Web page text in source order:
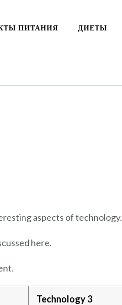
ПИТАНИЯ ДИЕТЫ
aspects of technology.
here.
Technology 3